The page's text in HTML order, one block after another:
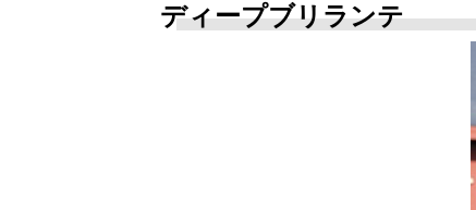
ディープブリランテ